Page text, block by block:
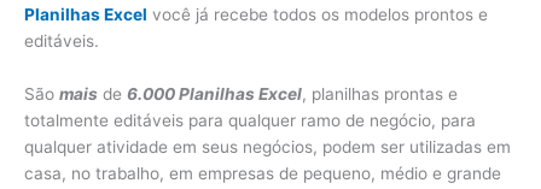
Planilhas Excel você já recebe todos os modelos prontos e
editáveis.
São mais de 6.000 Planilhas Excel, planilhas prontas e
totalmente editáveis para qualquer ramo de negócio, para
qualquer atividade em seus negócios, podem ser utilizadas em
casa, no trabalho, em empresas de pequeno, médio e grande